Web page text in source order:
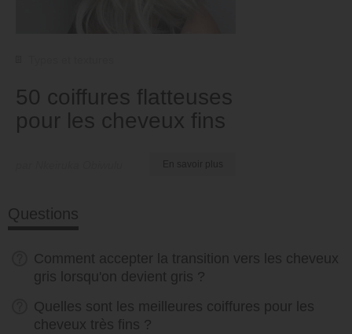
50 coiffures flatteuses
pour les cheveux fins
Questions
Comment accepter la transition vers les cheveux
gris lorsqu'on devient gris ?
Quelles sont les meilleures coiffures pour les
cheveux très fins ?